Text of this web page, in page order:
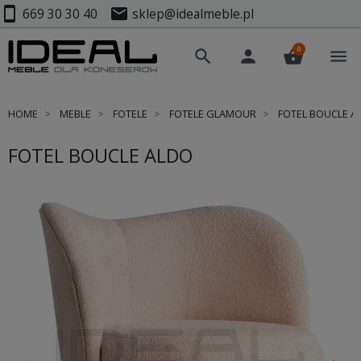
smartphone 669 30 30 40 mail sklep@idealmeble.pl
search person shopping_basket
0 menu
HOME MEBLE FOTELE FOTELE GLAMOUR FOTEL BOUCLE
FOTEL BOUCLE ALDO